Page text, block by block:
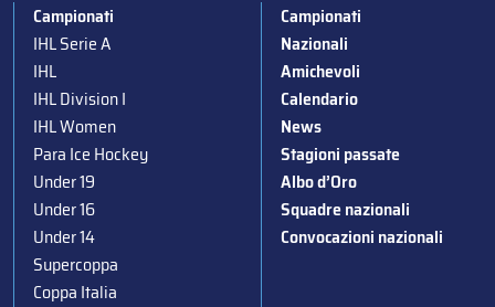
Campionati
IHL Serie A
IHL
IHL Division I
IHL Women
Para Ice Hockey
Under 19
Under 16
Under 14
Supercoppa
Coppa Italia
Campionati
Nazionali
Amichevoli
Calendario
News
Stagioni passate
Albo d’Oro
Squadre nazionali
Convocazioni nazionali